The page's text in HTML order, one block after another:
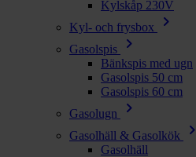
Kylskåp 230V
Kyl- och frysbox
chevron_right
Gasolspis chevron_right
Bänkspis med ugn
Gasolspis 50 cm
Gasolspis 60 cm
Gasolugn
chevron_right
Gasolhäll & Gasolkök chevron_right
Gasolhäll